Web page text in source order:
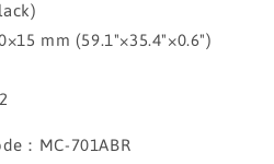
mm (59.1"×35.4"×0.6")
：MC-701ABR